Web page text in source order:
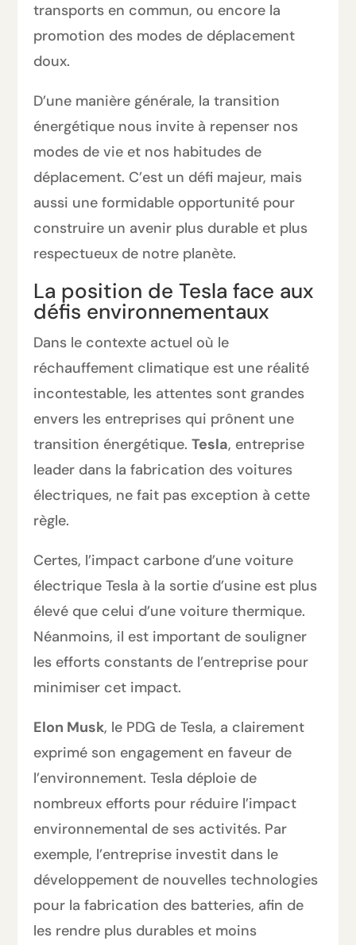
transports en commun, ou encore la
promotion des modes de déplacement
doux.
D’une manière générale, la transition
énergétique nous invite à repenser nos
modes de vie et nos habitudes de
déplacement. C’est un défi majeur, mais
aussi une formidable opportunité pour
construire un avenir plus durable et plus
respectueux de notre planète.
La position de Tesla face aux
défis environnementaux
Dans le contexte actuel où le
réchauffement climatique est une réalité
incontestable, les attentes sont grandes
envers les entreprises qui prônent une
transition énergétique.Tesla, entreprise
leader dans la fabrication des voitures
électriques, ne fait pas exception à cette
règle.
Certes, l’impact carbone d’une voiture
électrique Tesla à la sortie d’usine est plus
élevé que celui d’une voiture thermique.
Néanmoins, il est important de souligner
les efforts constants de l’entreprise pour
minimiser cet impact.
Elon Musk, le PDG de Tesla, a clairement
exprimé son engagement en faveur de
l’environnement. Tesla déploie de
nombreux efforts pour réduire l’impact
environnemental de ses activités. Par
exemple, l’entreprise investit dans le
développement de nouvelles technologies
pour la fabrication des batteries, afin de
les rendre plus durables et moins